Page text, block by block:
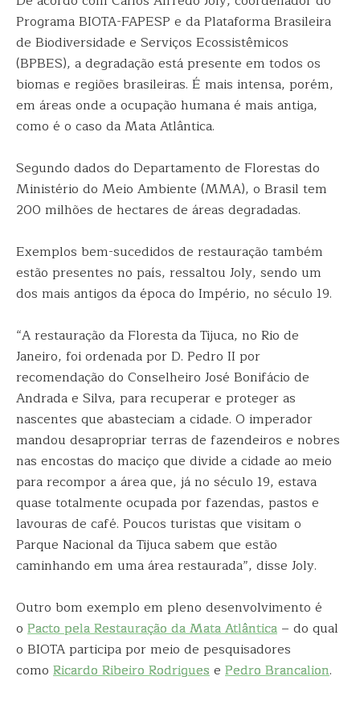
Programa BIOTA-FAPESP e da Plataforma Brasileira
de Biodiversidade e Serviços Ecossistêmicos
(BPBES), a degradação está presente em todos os
biomas e regiões brasileiras. É mais intensa, porém,
em áreas onde a ocupação humana é mais antiga,
como é o caso da Mata Atlântica.
Segundo dados do Departamento de Florestas do
Ministério do Meio Ambiente (MMA), o Brasil tem
200 milhões de hectares de áreas degradadas.
Exemplos bem-sucedidos de restauração também
estão presentes no país, ressaltou Joly, sendo um
dos mais antigos da época do Império, no século 19.
“A restauração da Floresta da Tijuca, no Rio de
Janeiro, foi ordenada por D. Pedro II por
recomendação do Conselheiro José Bonifácio de
Andrada e Silva, para recuperar e proteger as
nascentes que abasteciam a cidade. O imperador
mandou desapropriar terras de fazendeiros e nobres
nas encostas do maciço que divide a cidade ao meio
para recompor a área que, já no século 19, estava
quase totalmente ocupada por fazendas, pastos e
lavouras de café. Poucos turistas que visitam o
Parque Nacional da Tijuca sabem que estão
caminhando em uma área restaurada”, disse Joly.
Outro bom exemplo em pleno desenvolvimento é
o Pacto pela Restauração da Mata Atlântica – do qual
o BIOTA participa por meio de pesquisadores
como Ricardo Ribeiro Rodriguese Pedro Brancalion.